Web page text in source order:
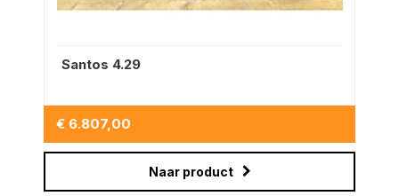
Santos 4.29
€ 6.807,00
Naar product